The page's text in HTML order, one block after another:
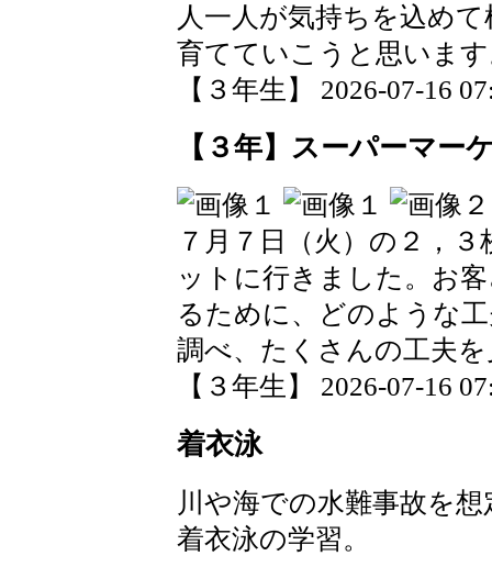
人一人が気持ちを込め
育てていこうと思いま
【３年生】 2026-07-16
【３年】スーパーマー
７月７日（火）の２，
ットに行きました。お
るために、どのような
調べ、たくさんの工夫
【３年生】 2026-07-16
着衣泳
川や海での水難事故を想
着衣泳の学習。